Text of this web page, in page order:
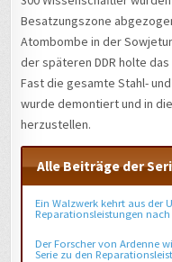
Besatzungszone
Atombombe in der
der späteren DDR holte
Fast die gesamte Stahl-
wurde demontiert und in
herzustellen.
Alle Beiträge der
Ein Walzwerk kehrt aus der
Reparationsleistungen
Der Forscher von Ardenne
Serie zu den